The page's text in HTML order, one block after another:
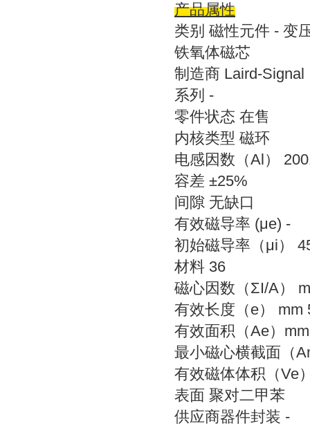
产品属性
类别 磁性元件 - 变
铁氧体磁芯
制造商 Laird-Signal
系列 -
零件状态 在售
内核类型 磁环
电感因数（Al）
容差 ±25%
间隙 无缺口
有效磁导率 (μe) -
初始磁导率（μi）
材料 36
磁心因数（ΣI/A）
有效长度（e） mm
有效面积（Ae）
最小磁心横截面（
有效磁体体积（Ve
表面 聚对二甲苯
供应商器件封装 -